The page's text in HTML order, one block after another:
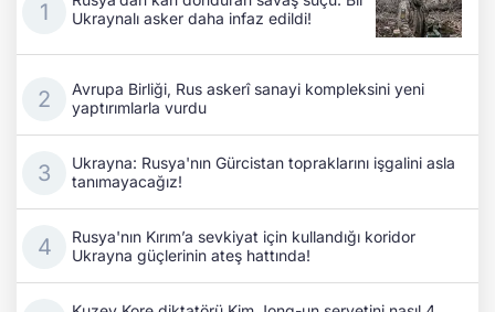
Ukraynalı asker daha infaz edildi!
Avrupa Birliği, Rus askerî sanayi kompleksini yeni
yaptırımlarla vurdu
Ukrayna: Rusya'nın Gürcistan topraklarını işgalini asla
tanımayacağız!
Rusya'nın Kırım’a sevkiyat için kullandığı koridor
Ukrayna güçlerinin ateş hattında!